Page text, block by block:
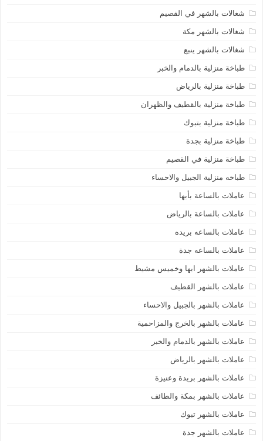
شغالات بالشهر في القصيم
شغالات بالشهر مكة
شغالات بالشهر ينبع
طباخة منزلية بالدمام والخبر
طباخة منزلية بالرياض
طباخة منزلية بالقطيف والظهران
طباخة منزلية بتبوك
طباخة منزلية بجدة
طباخة منزلية في القصيم
طباخه منزلية الجبيل والاحساء
عاملات بالساعة بأبها
عاملات بالساعة بالرياض
عاملات بالساعه بريده
عاملات بالساعه جدة
عاملات بالشهر ابها وخميس مشيط
عاملات بالشهر القطيف
عاملات بالشهر بالجبيل والاحساء
عاملات بالشهر بالخرج والمزاحمية
عاملات بالشهر بالدمام والخبر
عاملات بالشهر بالرياض
عاملات بالشهر بريدة وعنيزة
عاملات بالشهر بمكة والطائف
عاملات بالشهر تبوك
عاملات بالشهر جدة